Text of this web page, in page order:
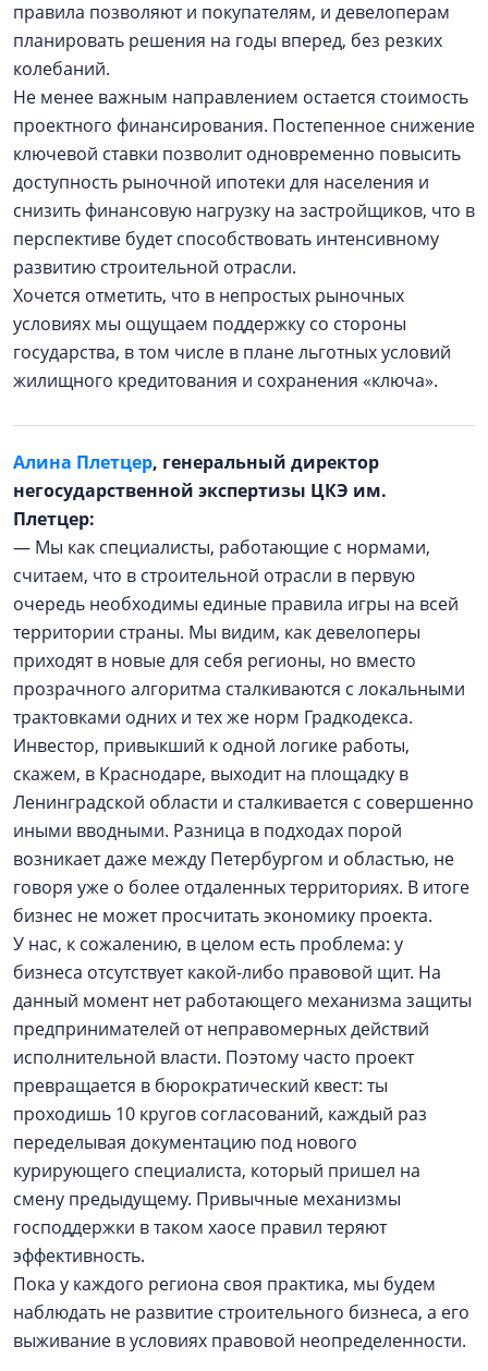
правила позволяют и покупателям, и девелоперам
планировать решения на годы вперед, без резких
колебаний.
Не менее важным направлением остается стоимость
проектного финансирования. Постепенное снижение
ключевой ставки позволит одновременно повысить
доступность рыночной ипотеки для населения и
снизить финансовую нагрузку на застройщиков, что в
перспективе будет способствовать интенсивному
развитию строительной отрасли.
Хочется отметить, что в непростых рыночных
условиях мы ощущаем поддержку со стороны
государства, в том числе в плане льготных условий
жилищного кредитования и сохранения «ключа».
Алина Плетцер, генеральный директор
негосударственной экспертизы ЦКЭ им.
Плетцер:
— Мы как специалисты, работающие с нормами,
считаем, что в строительной отрасли в первую
очередь необходимы единые правила игры на всей
территории страны. Мы видим, как девелоперы
приходят в новые для себя регионы, но вместо
прозрачного алгоритма сталкиваются с локальными
трактовками одних и тех же норм Градкодекса.
Инвестор, привыкший к одной логике работы,
скажем, в Краснодаре, выходит на площадку в
Ленинградской области и сталкивается с совершенно
иными вводными. Разница в подходах порой
возникает даже между Петербургом и областью, не
говоря уже о более отдаленных территориях. В итоге
бизнес не может просчитать экономику проекта.
У нас, к сожалению, в целом есть проблема: у
бизнеса отсутствует какой-либо правовой щит. На
данный момент нет работающего механизма защиты
предпринимателей от неправомерных действий
исполнительной власти. Поэтому часто проект
превращается в бюрократический квест: ты
проходишь 10 кругов согласований, каждый раз
переделывая документацию под нового
курирующего специалиста, который пришел на
смену предыдущему. Привычные механизмы
господдержки в таком хаосе правил теряют
эффективность.
Пока у каждого региона своя практика, мы будем
наблюдать не развитие строительного бизнеса, а его
выживание в условиях правовой неопределенности.